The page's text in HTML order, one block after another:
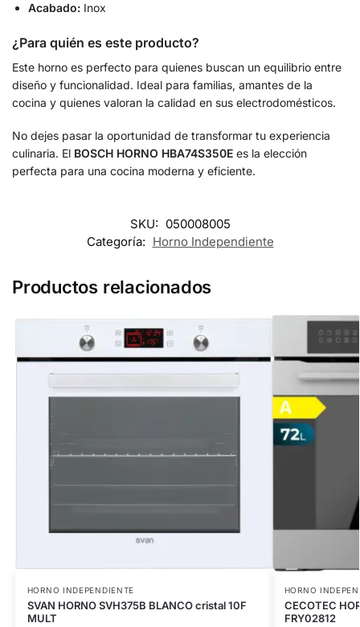
Acabado: Inox
¿Para quién es este producto?
Este horno es perfecto para quienes buscan un equilibrio entre
diseño y funcionalidad. Ideal para familias, amantes de la
cocina y quienes valoran la calidad en sus electrodomésticos.
No dejes pasar la oportunidad de transformar tu experiencia
culinaria. El BOSCH HORNO HBA74S350E es la elección
perfecta para una cocina moderna y eficiente.
SKU: 050008005
Categoría: Horno Independiente
Productos relacionados
HORNO INDEPENDIENTE
SVAN HORNO SVH375B BLANCO cristal 10F
MULT
HORNO
CECOTEC
FRY02812